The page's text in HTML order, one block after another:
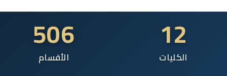
12
الكليات
506
الأقسام